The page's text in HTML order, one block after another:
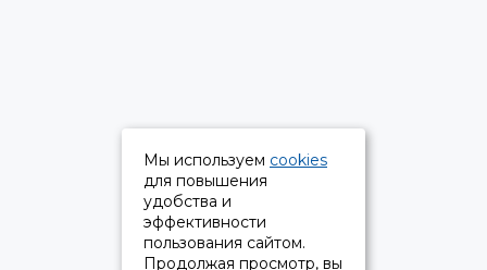
Мы используем cookies
для повышения
удобства и
эффективности
пользования сайтом.
Продолжая просмотр, вы